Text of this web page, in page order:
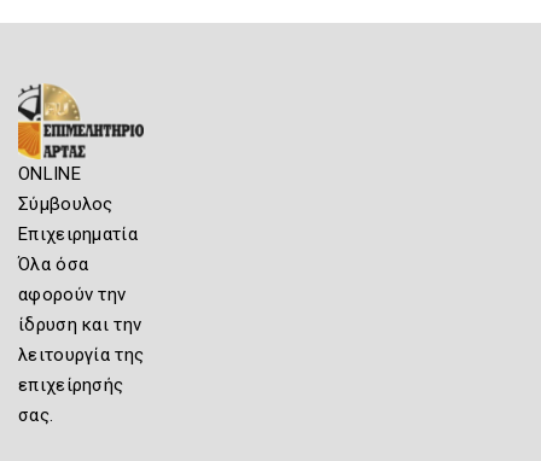
ONLINE
Σύμβουλος
Επιχειρηματία
Όλα όσα
αφορούν την
ίδρυση και την
λειτουργία της
επιχείρησής
σας.